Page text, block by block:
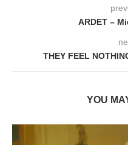
ARDET –
THEY FEEL
YOU